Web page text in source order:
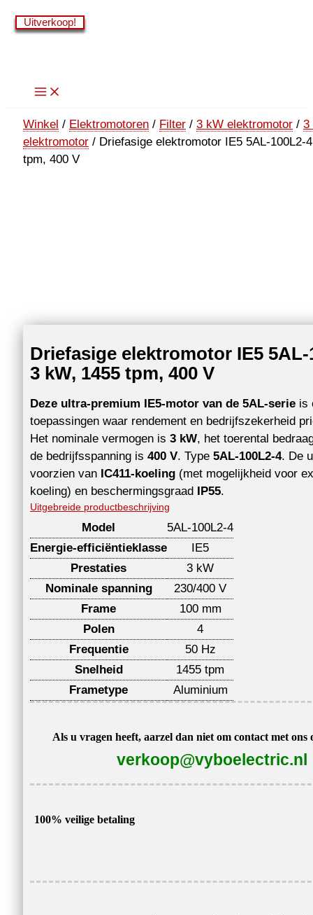
Ga
naar
Winkel / Elektromotoren / Filter / 3 kW elektromotor / 3
elektromotor / Driefasige elektromotor IE5 5AL-100L2-
tpm, 400 V
Driefasige elektromotor IE5 5AL-
3 kW, 1455 tpm, 400 V
Deze ultra-premium IE5-motor van de 5AL-serie is
toepassingen waar rendement en bedrijfszekerheid
Het nominale vermogen is 3 kW, het toerental
de bedrijfsspanning is 400 V. Type 5AL-100L2-4. De
voorzien van IC411-koeling (met mogelijkheid voor
koeling) en beschermingsgraad IP55.
Uitgebreide productbeschrijving
Model
5AL-100L2-4
Energie-efficiëntieklasse
IE5
Prestaties
3 kW
Nominale spanning
230/400 V
Frame
100 mm
Polen
4
Frequentie
50 Hz
Snelheid
1455 tpm
Frametype
Aluminium
Als u vragen heeft, aarzel dan niet om contact met ons
verkoop@vyboelectric.nl
100% veilige betaling
Uitverkoop!
Uitverkoop!
Uitverkoop!
Uitverkoop!
Uitverkoop!
Uitverkoop!